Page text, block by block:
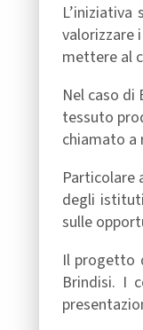
valorizzare
mettere al
Nel caso
tessuto
chiamato a
Particolare
degli
sulle
Il progetto
Brindisi. I